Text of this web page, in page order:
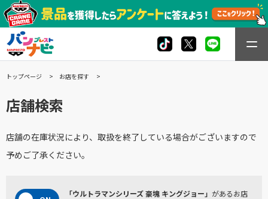
トップページ お店を探す
店舗検索
店舗の在庫状況により、取扱を終了している場合がございますので
予めご了承ください。
「ウルトラマンシリーズ 豪塊 キングジョー」 があるお店